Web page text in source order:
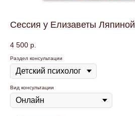
Сессия у Елизаветы Ляпиной
4 500 р.
Раздел консультации
Вид консультации